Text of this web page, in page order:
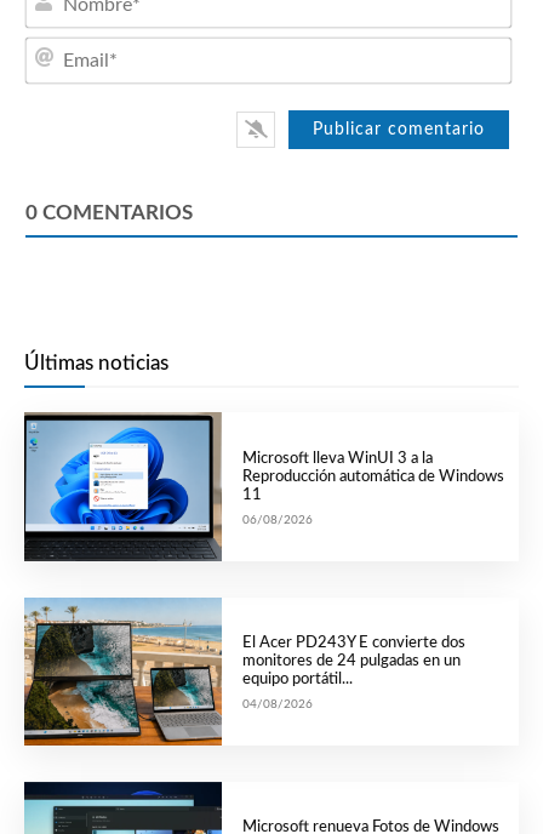
0 COMENTARIOS
Últimas noticias
Microsoft lleva WinUI 3 a la
Reproducción automática de Windows
11
06/08/2026
El Acer PD243Y E convierte dos
monitores de 24 pulgadas en un
equipo portátil...
04/08/2026
Microsoft renueva Fotos de Windows